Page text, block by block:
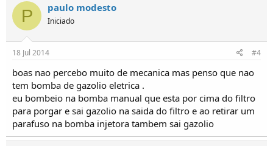
P paulo modesto
Iniciado
18 Jul 2014 #4
boas nao percebo muito de mecanica mas penso que nao
tem bomba de gazolio eletrica .
eu bombeio na bomba manual que esta por cima do filtro
para porgar e sai gazolio na saida do filtro e ao retirar um
parafuso na bomba injetora tambem sai gazolio